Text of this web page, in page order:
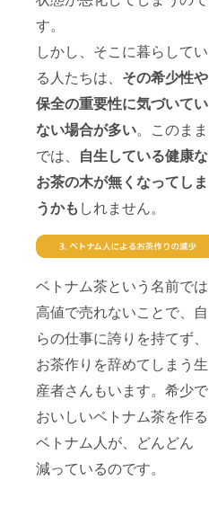
す。
しかし、そこに暮らしてい
る人たちは、 その希少性や
保全の重要性に気づいてい
ない場合が多い。このまま
では、 自生している健康な
お茶の木が無くなってしま
うかも しれません。
ベトナム茶という名前では
高値で売れないことで、自
らの仕事に誇りを持てず、
お茶作りを辞めてしまう生
産者さんもいます。希少で
おいしいベトナム茶を作る
ベトナム人が、どんどん
減っているのです。